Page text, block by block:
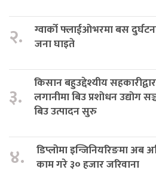
२.
ग्वार्को फ्लाईओभरमा बस
जना घाइते
३.
किसान बहुउद्देश्यीय
लगानीमा बिउ प्रशोधन उद्योग
बिउ उत्पादन सुरु
४.
डिप्लोमा इन्जिनियरिङमा अब
काम गरे ३० हजार जरिवाना